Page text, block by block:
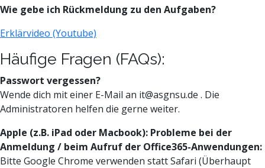
Wie gebe ich Rückmeldung zu den Aufgaben?
Erklärvideo (Youtube)
Häufige Fragen (FAQs):
Passwort vergessen?
Wende dich mit einer E-Mail an it@asgnsu.de . Die
Administratoren helfen die gerne weiter.
Apple (z.B. iPad oder Macbook): Probleme bei der
Anmeldung / beim Aufruf der Office365-Anwendungen:
Bitte Google Chrome verwenden statt Safari (Überhaupt